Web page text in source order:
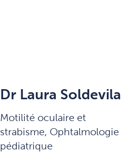
Dr Laura Soldevila
Motilité oculaire et
strabisme, Ophtalmologie
pédiatrique